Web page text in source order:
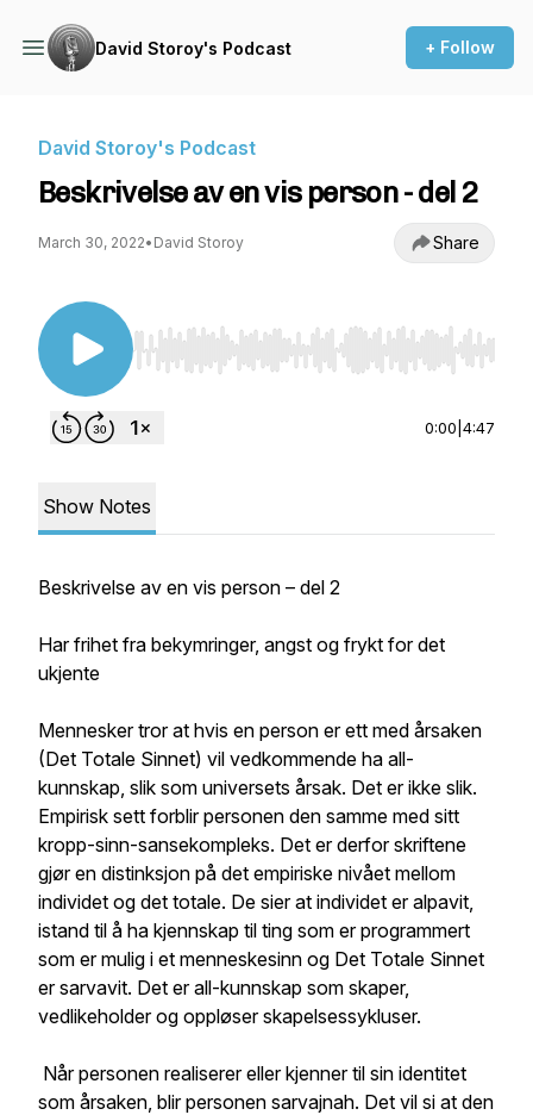
David Storoy's Podcast + Follow
David Storoy's Podcast
Beskrivelse av en vis person - del 2
March 30, 2022• David Storoy Share
Use Left/Right to seek, Home/End to jump to
0:00 4:47
Show Notes
Beskrivelse av en vis person – del 2
Har frihet fra bekymringer, angst og frykt for det
ukjente
Mennesker tror at hvis en person er ett med årsaken
(Det Totale Sinnet) vil vedkommende ha all-
kunnskap, slik som universets årsak. Det er ikke slik.
Empirisk sett forblir personen den samme med sitt
kropp-sinn-sansekompleks. Det er derfor skriftene
gjør en distinksjon på det empiriske nivået mellom
individet og det totale. De sier at individet er alpavit,
istand til å ha kjennskap til ting som er programmert
som er mulig i et menneskesinn og Det Totale Sinnet
er sarvavit. Det er all-kunnskap som skaper,
vedlikeholder og oppløser skapelsessykluser.
Når personen realiserer eller kjenner til sin identitet
som årsaken, blir personen sarvajnah. Det vil si at den